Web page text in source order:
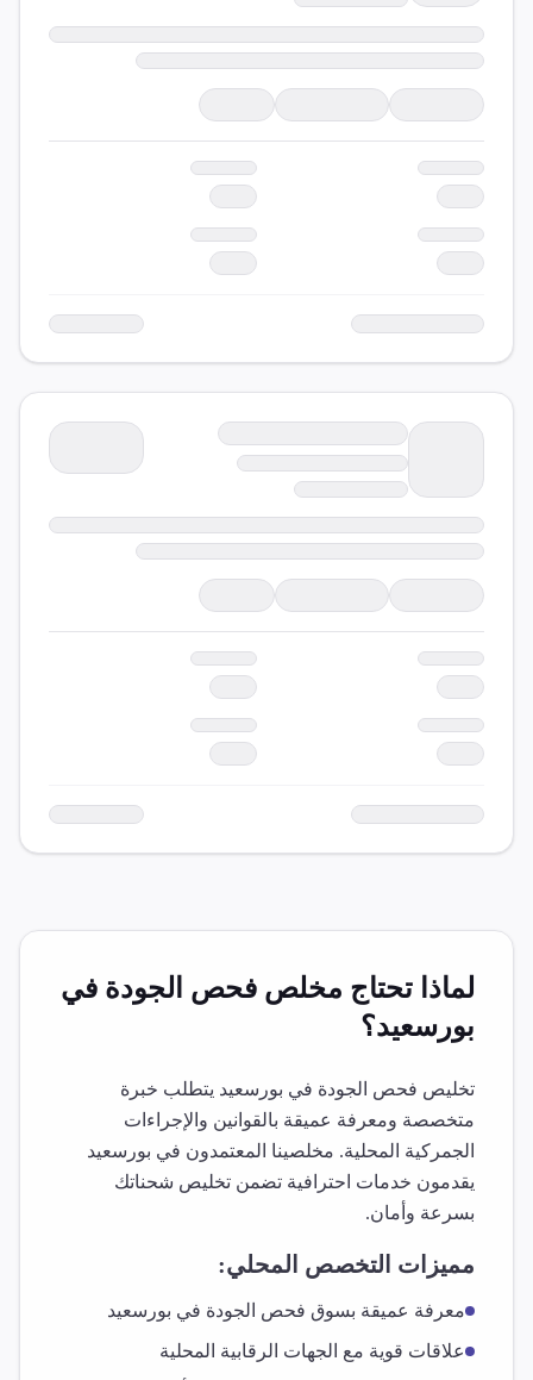
لماذا تحتاج مخلص فحص الجودة في
بورسعيد؟
تخليص فحص الجودة في بورسعيد يتطلب خبرة
متخصصة ومعرفة عميقة بالقوانين والإجراءات
الجمركية المحلية. مخلصينا المعتمدون في بورسعيد
يقدمون خدمات احترافية تضمن تخليص شحناتك
بسرعة وأمان.
مميزات التخصص المحلي:
معرفة عميقة بسوق فحص الجودة في بورسعيد
علاقات قوية مع الجهات الرقابية المحلية